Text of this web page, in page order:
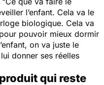
l’enfant. Cela va le
biologique. Cela va
pouvoir mieux dormir
on va juste le
donner ses réelles
qui reste